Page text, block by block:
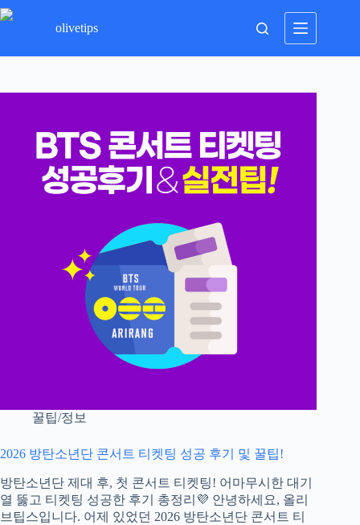
본
문
로
너
olivetips
꿀팁/정보
2026 방탄소년단 콘서트 티켓팅 성공 후기 및 꿀팁!
방탄소년단 제대 후, 첫 콘서트 티켓팅! 어마무시한 대기
열 뚫고 티켓팅 성공한 후기 총정리💜 안녕하세요, 올리
브팁스입니다. 어제 있었던 2026 방탄소년단 콘서트 티